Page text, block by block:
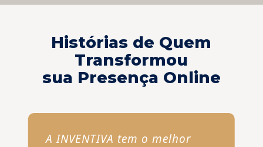
Histórias de Quem
Transformou
sua Presença Online
A INVENTIVA tem o melhor